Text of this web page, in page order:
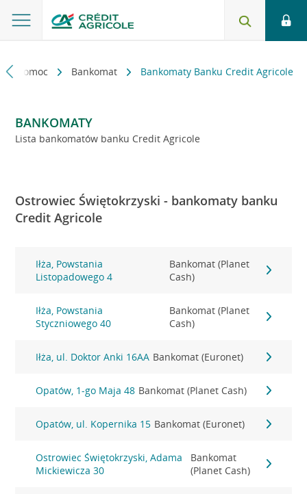
i pomoc Bankomat Bankomaty Banku Credit Agricole
BANKOMATY
Lista bankomatów banku Credit Agricole
Ostrowiec Świętokrzyski - bankomaty banku
Credit Agricole
Iłża, Powstania
Listopadowego 4
Bankomat (Planet
Cash)
Iłża, Powstania
Styczniowego 40
Bankomat (Planet
Cash)
Iłża, ul. Doktor Anki 16AA Bankomat (Euronet)
Opatów, 1-go Maja 48 Bankomat (Planet Cash)
Opatów, ul. Kopernika 15 Bankomat (Euronet)
Ostrowiec Świętokrzyski, Adama
Mickiewicza 30
Bankomat
(Planet Cash)